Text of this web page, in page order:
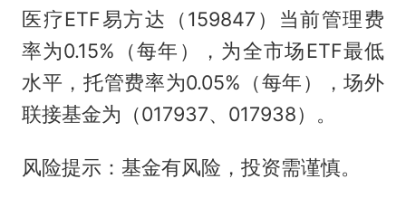
医疗ETF易方达（159847）当前管理费
率为0.15%（每年），为全市场ETF最低
水平，托管费率为0.05%（每年），场外
联接基金为（017937、017938）。
风险提示：基金有风险，投资需谨慎。